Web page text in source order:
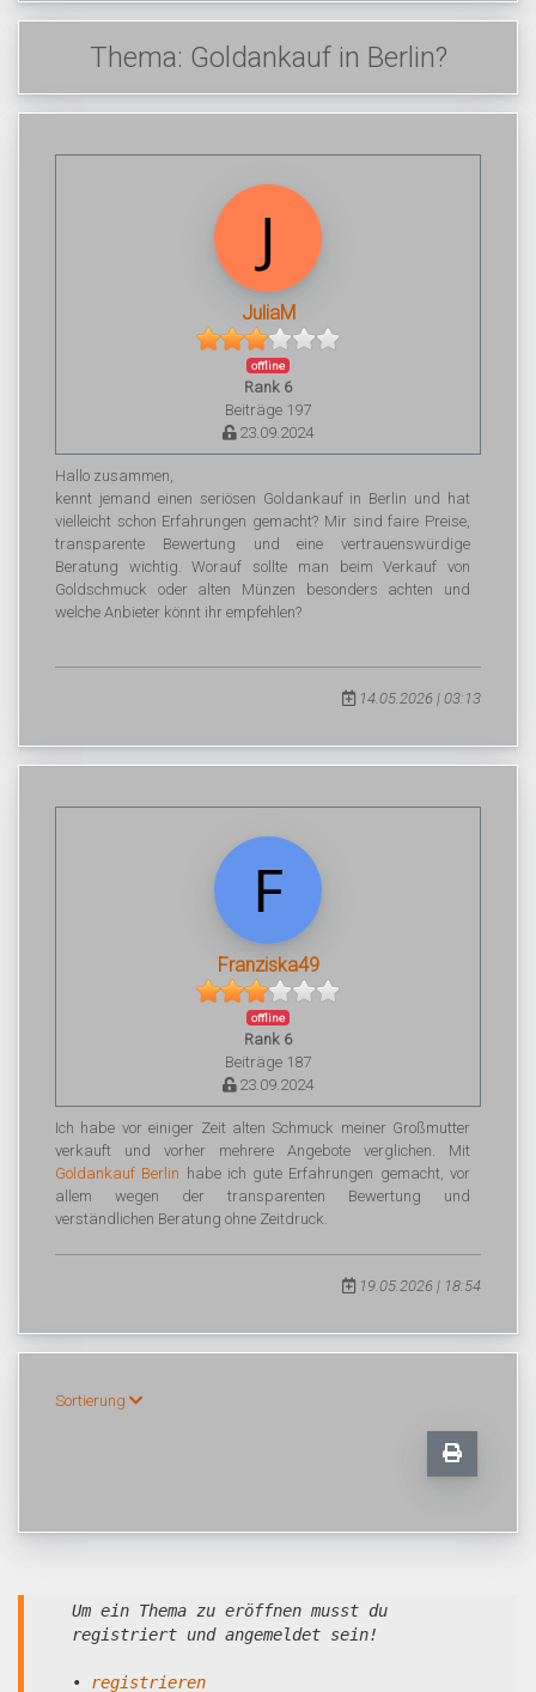
Thema: Goldankauf in Berlin?
JuliaM
offline
Rank 6
Beiträge 197
23.09.2024
Hallo zusammen,
kennt jemand einen seriösen Goldankauf in Berlin und hat
vielleicht schon Erfahrungen gemacht? Mir sind faire Preise,
transparente Bewertung und eine vertrauenswürdige
Beratung wichtig. Worauf sollte man beim Verkauf von
Goldschmuck oder alten Münzen besonders achten und
welche Anbieter könnt ihr empfehlen?
14.05.2026 | 03:13
Franziska49
offline
Rank 6
Beiträge 187
23.09.2024
Ich habe vor einiger Zeit alten Schmuck meiner Großmutter
verkauft und vorher mehrere Angebote verglichen. Mit
Goldankauf Berlin habe ich gute Erfahrungen gemacht, vor
allem wegen der transparenten Bewertung und
verständlichen Beratung ohne Zeitdruck.
19.05.2026 | 18:54
Sortierung
Um ein Thema zu eröffnen musst du
registriert und angemeldet sein!
• registrieren